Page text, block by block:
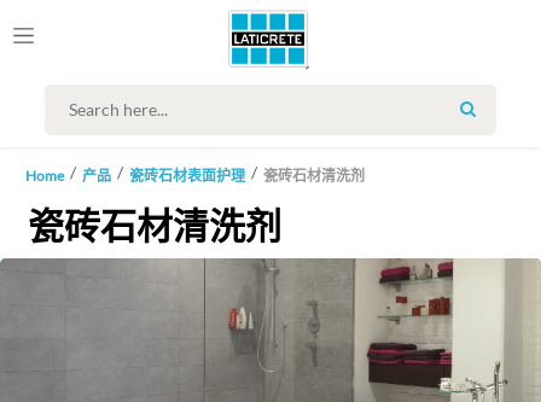
SEARCH
Home 产品 瓷砖石材表面护理 瓷砖石材清洗剂
瓷砖石材清洗剂